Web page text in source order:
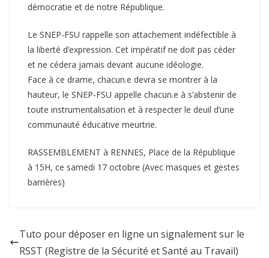
démocratie et de notre République.
Le SNEP-FSU rappelle son attachement indéfectible à
la liberté d’expression. Cet impératif ne doit pas céder
et ne cédera jamais devant aucune idéologie.
Face à ce drame, chacun.e devra se montrer à la
hauteur, le SNEP-FSU appelle chacun.e à s’abstenir de
toute instrumentalisation et à respecter le deuil d’une
communauté éducative meurtrie.
RASSEMBLEMENT à RENNES, Place de la République
à 15H, ce samedi 17 octobre (Avec masques et gestes
barrières)
Tuto pour déposer en ligne un signalement sur le
RSST (Registre de la Sécurité et Santé au Travail)